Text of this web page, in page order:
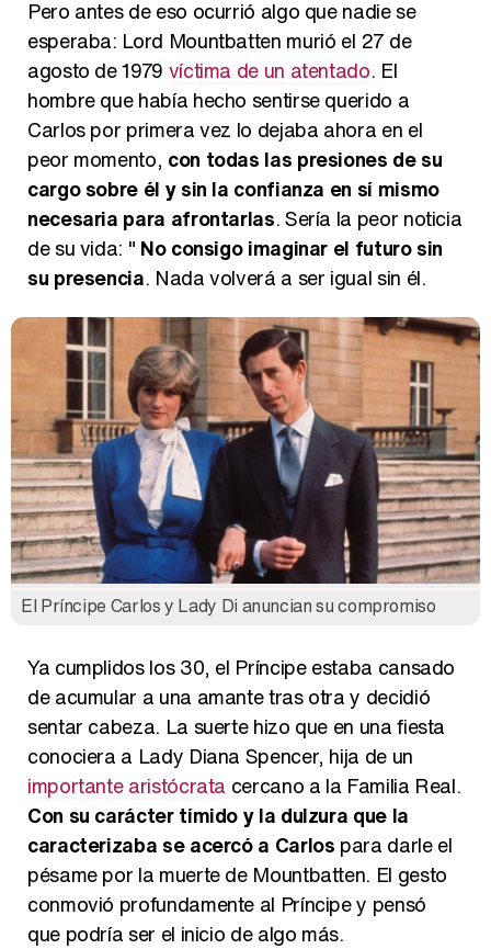
Pero antes de eso ocurrió algo que nadie se
esperaba: Lord Mountbatten murió el 27 de
agosto de 1979 víctima de un atentado. El
hombre que había hecho sentirse querido a
Carlos por primera vez lo dejaba ahora en el
peor momento, con todas las presiones de su
cargo sobre él y sin la confianza en sí mismo
necesaria para afrontarlas. Sería la peor noticia
de su vida: " No consigo imaginar el futuro sin
su presencia. Nada volverá a ser igual sin él.
El Príncipe Carlos y Lady Di anuncian su compromiso
Ya cumplidos los 30, el Príncipe estaba cansado
de acumular a una amante tras otra y decidió
sentar cabeza. La suerte hizo que en una fiesta
conociera a Lady Diana Spencer, hija de un
importante aristócrata cercano a la Familia Real.
Con su carácter tímido y la dulzura que la
caracterizaba se acercó a Carlos para darle el
pésame por la muerte de Mountbatten. El gesto
conmovió profundamente al Príncipe y pensó
que podría ser el inicio de algo más.